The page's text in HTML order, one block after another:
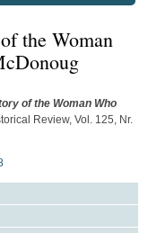
the Woman
of the Woman Who
Review, Vol. 125, Nr.